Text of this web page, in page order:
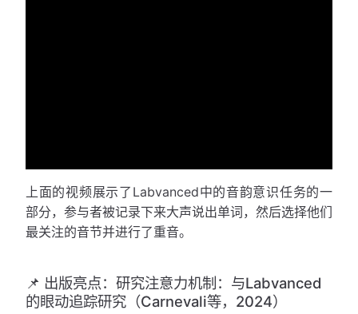
上面的视频展示了Labvanced中的音韵意识任务的一
部分，参与者被记录下来大声说出单词，然后选择他们
最关注的音节并进行了重音。
📌 出版亮点：研究注意力机制：与Labvanced
的眼动追踪研究（Carnevali等，2024）